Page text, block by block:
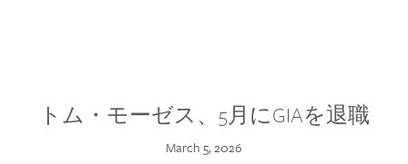
トム・モーゼス、5月にGIAを退職
March 5, 2026